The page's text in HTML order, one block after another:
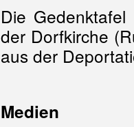
Die
der Dorfkirche
aus der
Medien